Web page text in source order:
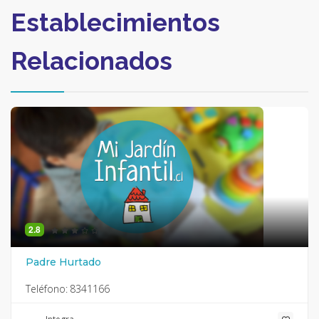
Establecimientos
Relacionados
2.8
Padre Hurtado
Teléfono: 8341166